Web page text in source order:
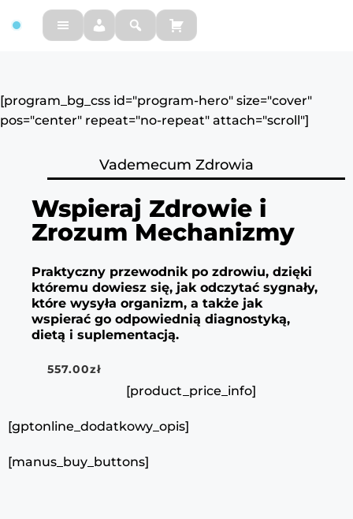
[program_bg_css id="program-hero" size="cover"
pos="center" repeat="no-repeat" attach="scroll"]
Vademecum Zdrowia
Wspieraj Zdrowie i
Zrozum Mechanizmy
Praktyczny przewodnik po zdrowiu, dzięki
któremu dowiesz się, jak odczytać sygnały,
które wysyła organizm, a także jak
wspierać go odpowiednią diagnostyką,
dietą i suplementacją.
557.00zł
[product_price_info]
[gptonline_dodatkowy_opis]
[manus_buy_buttons]